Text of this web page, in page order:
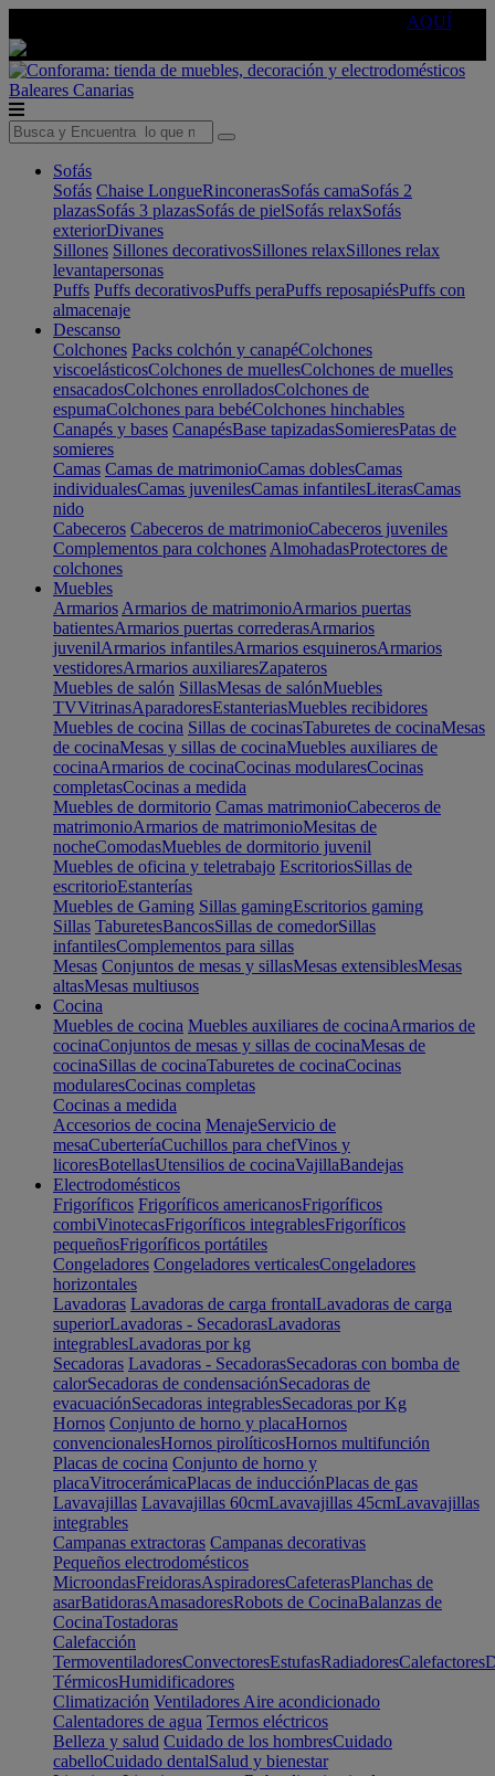
AQUÍ
Baleares Canarias
Sofás
Sofás Chaise LongueRinconerasSofás camaSofás 2
plazasSofás 3 plazasSofás de pielSofás relaxSofás
exteriorDivanes
Sillones Sillones decorativosSillones relaxSillones relax
levantapersonas
Puffs Puffs decorativosPuffs peraPuffs reposapiésPuffs con
almacenaje
Descanso
Colchones Packs colchón y canapéColchones
viscoelásticosColchones de muellesColchones de muelles
ensacadosColchones enrolladosColchones de
espumaColchones para bebéColchones hinchables
Canapés y bases CanapésBase tapizadasSomieresPatas de
somieres
Camas Camas de matrimonioCamas doblesCamas
individualesCamas juvenilesCamas infantilesLiterasCamas
nido
Cabeceros Cabeceros de matrimonioCabeceros juveniles
Complementos para colchones AlmohadasProtectores de
colchones
Muebles
Armarios Armarios de matrimonioArmarios puertas
batientesArmarios puertas correderasArmarios
juvenilArmarios infantilesArmarios esquinerosArmarios
vestidoresArmarios auxiliaresZapateros
Muebles de salón SillasMesas de salónMuebles
TVVitrinasAparadoresEstanteriasMuebles recibidores
Muebles de cocina Sillas de cocinasTaburetes de cocinaMesas
de cocinaMesas y sillas de cocinaMuebles auxiliares de
cocinaArmarios de cocinaCocinas modularesCocinas
completasCocinas a medida
Muebles de dormitorio Camas matrimonioCabeceros de
matrimonioArmarios de matrimonioMesitas de
nocheComodasMuebles de dormitorio juvenil
Muebles de oficina y teletrabajo EscritoriosSillas de
escritorioEstanterías
Muebles de Gaming Sillas gamingEscritorios gaming
Sillas TaburetesBancosSillas de comedorSillas
infantilesComplementos para sillas
Mesas Conjuntos de mesas y sillasMesas extensiblesMesas
altasMesas multiusos
Cocina
Muebles de cocina Muebles auxiliares de cocinaArmarios de
cocinaConjuntos de mesas y sillas de cocinaMesas de
cocinaSillas de cocinaTaburetes de cocinaCocinas
modularesCocinas completas
Cocinas a medida
Accesorios de cocina MenajeServicio de
mesaCuberteríaCuchillos para chefVinos y
licoresBotellasUtensilios de cocinaVajillaBandejas
Electrodomésticos
Frigoríficos Frigoríficos americanosFrigoríficos
combiVinotecasFrigoríficos integrablesFrigoríficos
pequeñosFrigoríficos portátiles
Congeladores Congeladores verticalesCongeladores
horizontales
Lavadoras Lavadoras de carga frontalLavadoras de carga
superiorLavadoras - SecadorasLavadoras
integrablesLavadoras por kg
Secadoras Lavadoras - SecadorasSecadoras con bomba de
calorSecadoras de condensaciónSecadoras de
evacuaciónSecadoras integrablesSecadoras por Kg
Hornos Conjunto de horno y placaHornos
convencionalesHornos pirolíticosHornos multifunción
Placas de cocina Conjunto de horno y
placaVitrocerámicaPlacas de inducciónPlacas de gas
Lavavajillas Lavavajillas 60cmLavavajillas 45cmLavavajillas
integrables
Campanas extractoras Campanas decorativas
Pequeños electrodomésticos
MicroondasFreidorasAspiradoresCafeterasPlanchas de
asarBatidorasAmasadoresRobots de CocinaBalanzas de
CocinaTostadoras
Calefacción
TermoventiladoresConvectoresEstufasRadiadoresCalefactores
TérmicosHumidificadores
Climatización Ventiladores Aire acondicionado
Calentadores de agua Termos eléctricos
Belleza y salud Cuidado de los hombresCuidado
cabelloCuidado dentalSalud y bienestar